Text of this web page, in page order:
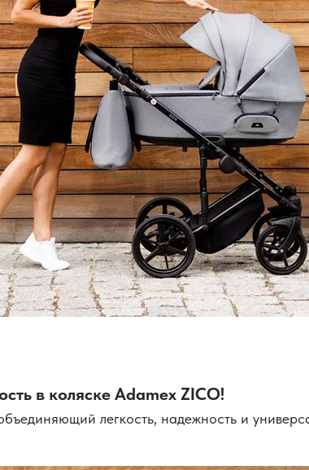
в коляске Adamex ZICO!
легкость, надежность и